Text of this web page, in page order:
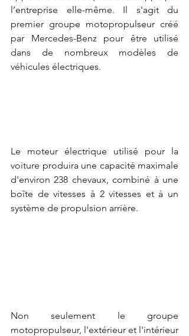
l’entreprise elle-même. Il s'agit du
premier groupe motopropulseur créé
par Mercedes-Benz pour être utilisé
dans de nombreux modèles de
véhicules électriques.
Le moteur électrique utilisé pour la
voiture produira une capacité maximale
d'environ 238 chevaux, combiné à une
boîte de vitesses à 2 vitesses et à un
système de propulsion arrière.
Non seulement le groupe
motopropulseur, l'extérieur et l'intérieur